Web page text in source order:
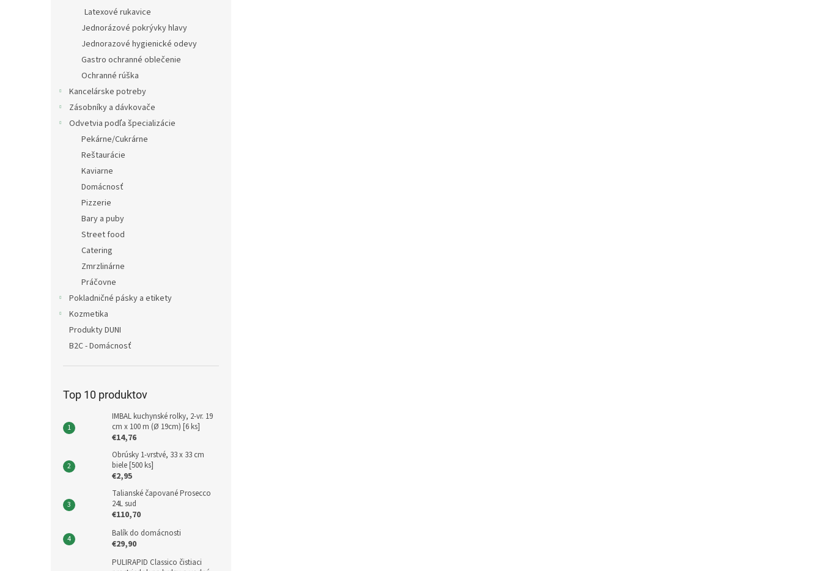
Latexové rukavice
Jednorázové pokrývky hlavy
Jednorazové hygienické odevy
Gastro ochranné oblečenie
Ochranné rúška
Kancelárske potreby
Zásobníky a dávkovače
Odvetvia podľa špecializácie
Pekárne/Cukrárne
Reštaurácie
Kaviarne
Domácnosť
Pizzerie
Bary a puby
Street food
Catering
Zmrzlinárne
Práčovne
Pokladničné pásky a etikety
Kozmetika
Produkty DUNI
B2C - Domácnosť
Top 10 produktov
IMBAL kuchynské rolky, 2-vr. 19
cm x 100 m (Ø 19cm) [6 ks]
€14,76
Obrúsky 1-vrstvé, 33 x 33 cm
biele [500 ks]
€2,95
Talianské čapované Prosecco
24L sud
€110,70
Balík do domácnosti
€29,90
PULIRAPID Classico čistiaci